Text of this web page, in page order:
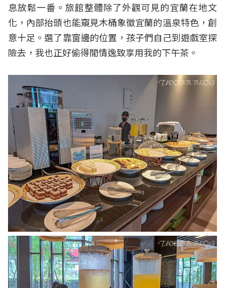
息放鬆一番。旅館整體除了外觀可見的宜蘭在地文
化，內部抬頭也能窺見木桶象徵宜蘭的溫泉特色，創
意十足。選了靠窗邊的位置，孩子們自己到遊戲室探
險去，我也正好偷得閒情逸致享用我的下午茶。